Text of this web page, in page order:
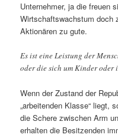
Unternehmer, ja die freuen
Wirtschaftswachstum doch
Aktionären zu gute.
Es ist eine Leistung der
oder die sich um Kinder oder
Wenn der Zustand der
„arbeitenden Klasse“ liegt,
die Schere zwischen Arm
erhalten die Besitzenden